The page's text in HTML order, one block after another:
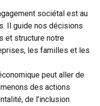
sociétal est au
Il guide nos décisions
et structure notre
les familles et les
peut aller de
des actions
de l’inclusion